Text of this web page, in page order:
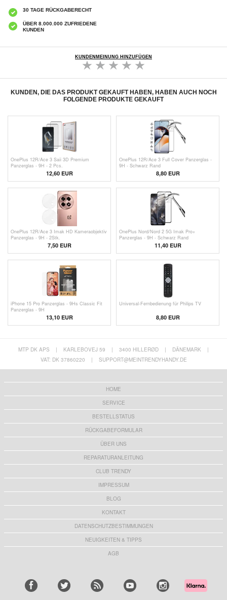
30 TAGE RÜCKGABERECHT
ÜBER 8.000.000 ZUFRIEDENE
KUNDEN
KUNDENMEINUNG HINZUFÜGEN
KUNDEN, DIE DAS PRODUKT GEKAUFT HABEN, HABEN AUCH NOCH
FOLGENDE PRODUKTE GEKAUFT
OnePlus 12R/Ace 3 Saii 3D Premium
Panzerglas - 9H - 2 Pcs.
12,60 EUR
OnePlus 12R/Ace 3 Full Cover Panzerglas -
9H - Schwarz Rand
8,80 EUR
OnePlus 12R/Ace 3 Imak HD Kameraobjektiv
Panzerglas - 9H - 2Stk.
7,50EUR
OnePlus Nord/Nord 2 5G Imak Pro+
Panzerglas - 9H - Schwarz Rand
11,40 EUR
iPhone 15 Pro Panzerglas - 9Hs Classic Fit
Panzerglas - 9H
13,10EUR
Universal-Fernbedienung für Philips TV
8,80 EUR
MTP DK APS | KARLEBOVEJ 59 | 3400 HILLERØD | DÄNEMARK
|
VAT: DK 37860220
| SUPPORT@MEINTRENDYHANDY.DE
HOME
SERVICE
BESTELLSTATUS
RÜCKGABEFORMULAR
ÜBER UNS
REPARATURANLEITUNG
CLUB TRENDY
IMPRESSUM
BLOG
KONTAKT
DATENSCHUTZBESTIMMUNGEN
NEUIGKEITEN & TIPPS
AGB